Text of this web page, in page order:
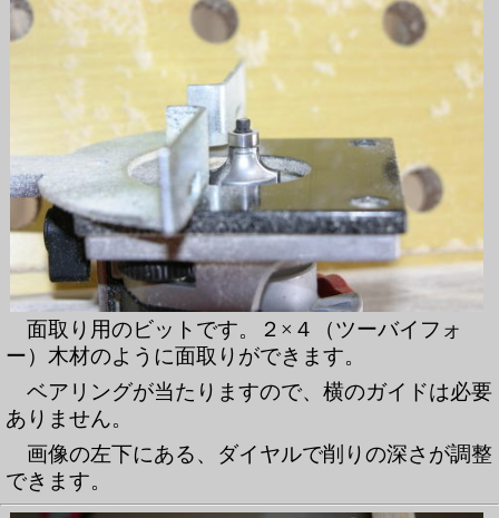
面取り用のビットです。２×４（ツーバイフォ
ー）木材のように面取りができます。
ベアリングが当たりますので、横のガイドは必要
ありません。
画像の左下にある、ダイヤルで削りの深さが調整
できます。